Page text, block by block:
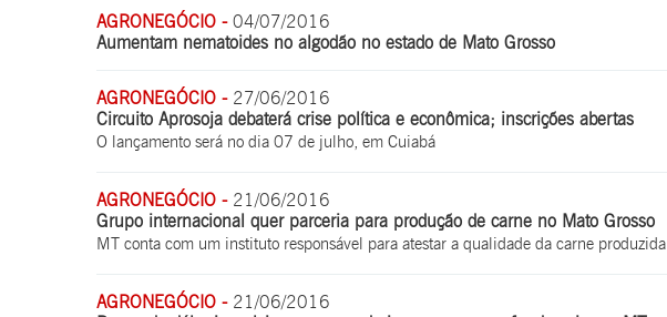
AGRONEGÓCIO - 04/07/2016
Aumentam nematoides no algodão no estado de Mato Grosso
AGRONEGÓCIO - 27/06/2016
Circuito Aprosoja debaterá crise política e econômica; inscrições abertas
O lançamento será no dia 07 de julho, em Cuiabá
AGRONEGÓCIO - 21/06/2016
Grupo internacional quer parceria para produção de carne no Mato Grosso
MT conta com um instituto responsável para atestar a qualidade da carne produzida
AGRONEGÓCIO - 21/06/2016